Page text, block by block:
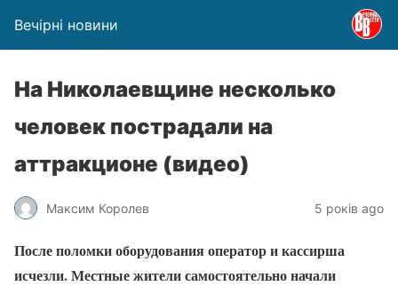
Вечірні новини
На Николаевщине несколько
человек пострадали на
аттракционе (видео)
Максим Королев 5 років ago
После поломки оборудования оператор и кассирша
исчезли. Местные жители самостоятельно начали